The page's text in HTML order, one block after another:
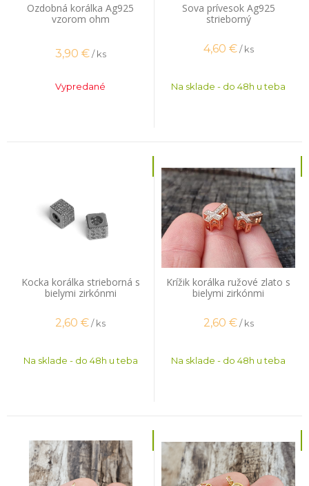
Ozdobná korálka Ag925
vzorom ohm
3,90 € / ks
Vypredané
Sova prívesok Ag925
strieborný
4,60 € / ks
Na sklade - do 48h u teba
Kocka korálka strieborná s
bielymi zirkónmi
2,60 €/ ks
Na sklade - do 48h u teba
Krížik korálka ružové zlato s
bielymi zirkónmi
2,60 € / ks
Na sklade - do 48h u teba